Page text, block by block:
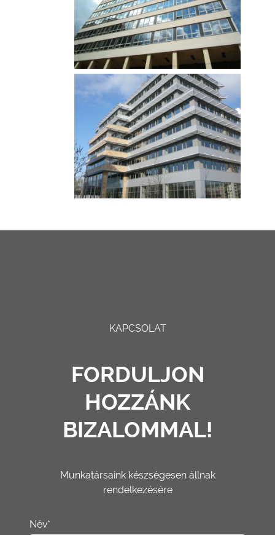
KAPCSOLAT
FORDULJON
HOZZÁNK
BIZALOMMAL!
Munkatársaink készségesen állnak
rendelkezésére
Név*